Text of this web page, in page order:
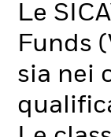
Le
Funds
sia nei